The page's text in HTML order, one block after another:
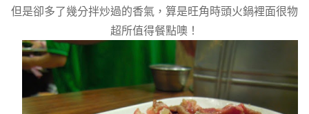
但是卻多了幾分拌炒過的香氣，算是旺角時頭火鍋裡面很物
超所值得餐點噢！